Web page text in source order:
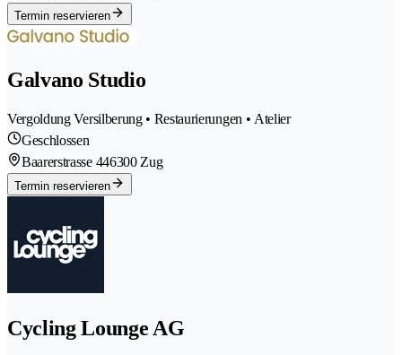
Termin reservieren
Galvano Studio
Vergoldung Versilberung • Restaurierungen • Atelier
Geschlossen
Baarerstrasse 446300 Zug
Termin reservieren
Cycling Lounge AG